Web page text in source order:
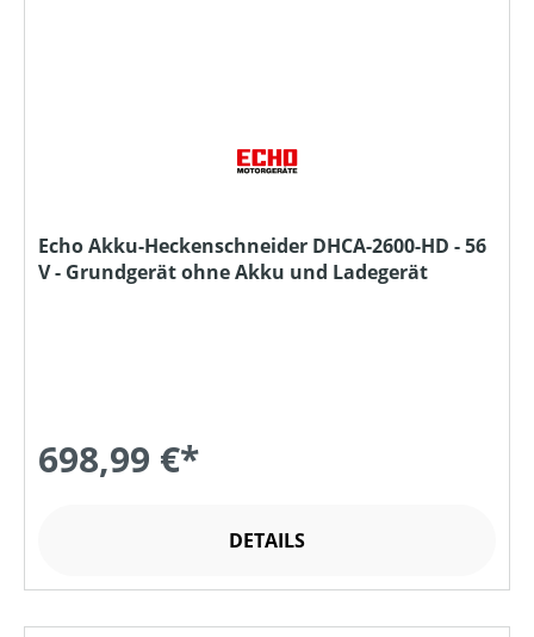
Echo Akku-Heckenschneider DHCA-2600-HD - 56
V - Grundgerät ohne Akku und Ladegerät
698,99 €*
DETAILS